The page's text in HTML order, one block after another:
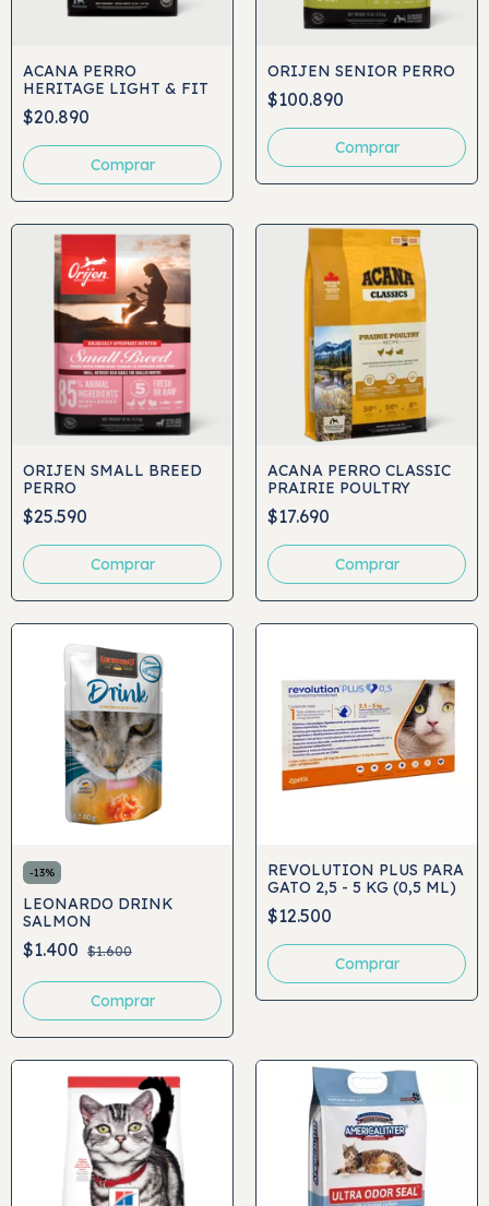
ACANA PERRO
HERITAGE LIGHT & FIT
$20.890
Comprar
ORIJEN SENIOR PERRO
$100.890
Comprar
ORIJEN SMALL BREED
PERRO
$25.590
Comprar
ACANA PERRO CLASSIC
PRAIRIE POULTRY
$17.690
Comprar
-13%
LEONARDO DRINK
SALMON
$1.400 $1.600
REVOLUTION PLUS PARA
GATO 2,5 - 5 KG (0,5 ML)
$12.500